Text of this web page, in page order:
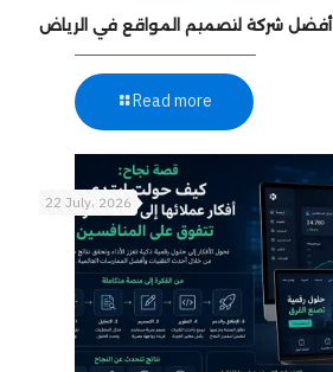
أفضل شركة لتصميم المواقع في الرياض
Read more
22 July، 2026